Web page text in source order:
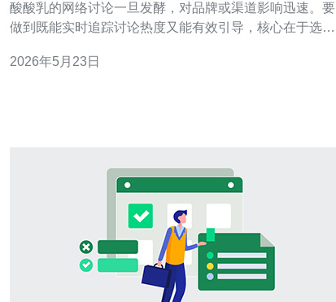
酸酸乳的网络讨论一旦发酵，对品牌或渠道影响迅速。要
做到既能实时追踪讨论热度又能有效引导，核心在于选择
在可用区多节点的云主机并配合CN2专线或日本节点以降
2026年5月23日